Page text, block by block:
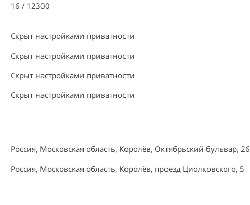
16 / 12300
Скрыт настройками приватности
Скрыт настройками приватности
Скрыт настройками приватности
Скрыт настройками приватности
Россия, Московская область, Королёв, Октябрьский бульвар, 26
Россия, Московская область, Королёв, проезд Циолковского, 5